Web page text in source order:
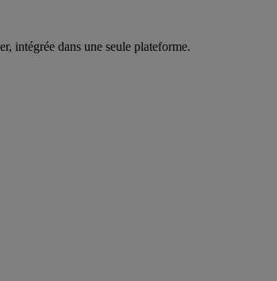
intégrée dans une seule plateforme.